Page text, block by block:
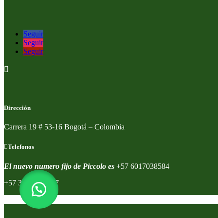
Seguir
Seguir
Seguir

Dirección
Carrera 19 # 53-16 Bogotá – Colombia
Telefonos
El nuevo numero fijo de Piccolo es +57 6017038584
+57 320 8591557